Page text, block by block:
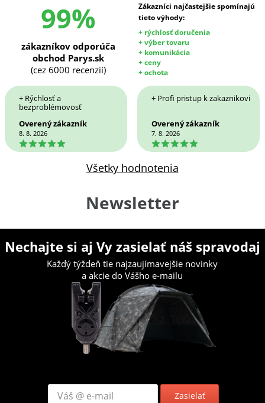
99%
Zákazníci najčastejšie spomínajú
tieto výhody:
+ rýchlosť doručenia
+ výber tovaru
+ komunikácia
+ ceny
+ ochota
zákazníkov odporúča
obchod Parys.sk
(cez 6000 recenzií)
+ Rýchlosť a
bezproblémovosť
Overený zákazník
8. 8. 2026
5
+ Profi pristup k zakaznikovi
Overený zákazník
7. 8. 2026
5
Všetky hodnotenia
Newsletter
Nechajte si aj Vy zasielať náš spravodaj
Každý týždeň tie najzaujímavejšie novinky
a akcie do Vášho e-mailu
Zasielať